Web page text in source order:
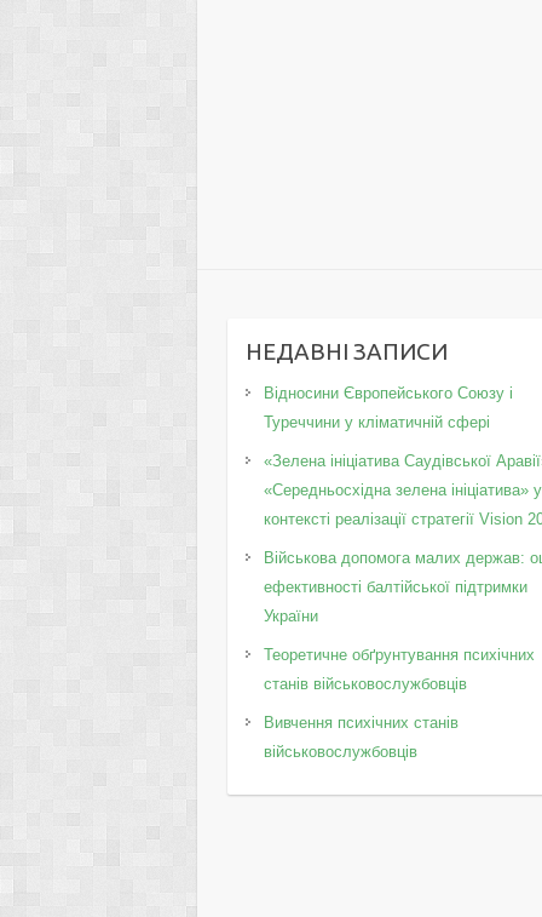
НЕДАВНІ ЗАПИСИ
Відносини Європейського Союзу і
Туреччини у кліматичній сфері
«Зелена ініціатива Саудівської
«Середньосхідна зелена ініціатива» у
контексті реалізації стратегії Vision
Військова допомога малих держав:
ефективності балтійської підтримки
України
Теоретичне обґрунтування психічних
станів військовослужбовців
Вивчення психічних станів
військовослужбовців